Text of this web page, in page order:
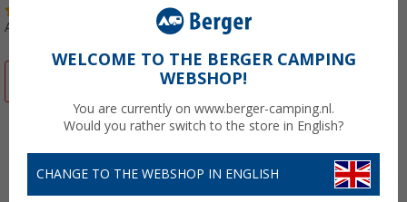
Artikelnr: 106120
WELCOME TO THE BERGER CAMPING
WEBSHOP!
You are currently on www.berger-camping.nl.
Would you rather switch to the store in English?
CHANGE TO THE WEBSHOP IN ENGLISH